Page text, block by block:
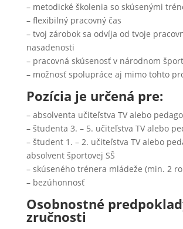
– metodické školenia so skúsenými
– flexibilný pracovný čas
– tvoj zárobok sa odvíja od tvoje
nasadenosti
– pracovná skúsenosť v národnom
– možnosť spolupráce aj mimo tohto
Pozícia je určená pre:
– absolventa učiteľstva TV alebo
– študenta 3. – 5. učiteľstva TV alebo
– študent 1. – 2. učiteľstva TV alebo
absolvent športovej SŠ
– skúseného trénera mládeže (min. 2
– bezúhonnosť
Osobnostné
zručnosti